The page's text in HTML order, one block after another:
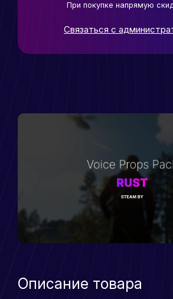
При покупке напрямую
Связаться с
Описание товара